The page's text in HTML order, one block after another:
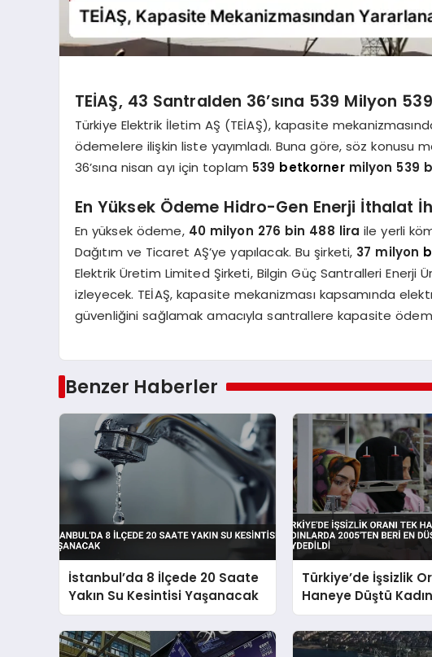
TEİAŞ, 43 Santralden 36’sına 539 Milyon
Türkiye Elektrik İletim AŞ (TEİAŞ), kapasite
ödemelere ilişkin liste yayımladı. Buna göre, söz konusu
36’sına nisan ayı için toplam 539 betkornermilyon 539
En Yüksek Ödeme Hidro-Gen Enerji İthalat
En yüksek ödeme, 40 milyon 276 bin 488 liraile yerli
Dağıtım ve Ticaret AŞ’ye yapılacak. Bu şirketi, 37 milyon
Elektrik Üretim Limited Şirketi, Bilgin Güç Santralleri Enerji
izleyecek. TEİAŞ, kapasite mekanizması kapsamında
güvenliğini sağlamak amacıyla santrallere kapasite
Benzer Haberler
İstanbul’da 8 İlçede 20 Saate
Yakın Su Kesintisi Yaşanacak
Türkiye’de İşsizlik
Haneye Düştü
2005’ten Beri En
Kaydedildi